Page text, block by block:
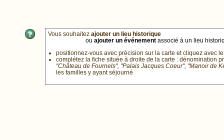
Vous souhaitez ajouter un lieu historique
ou ajouter un événement associé à un lieu
positionnez-vous avec précision sur la carte et cliquez avec
complétez la fiche située à droite de la carte : dénomination
"Château de Fournels", "Palais Jacques Coeur", "Manoir de
les familles y ayant séjourné